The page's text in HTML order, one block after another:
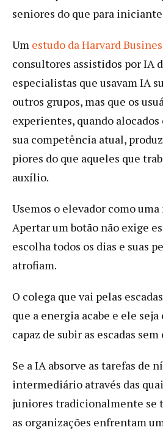
seniores do que para
Um estudo da Harvard
consultores assistidos por IA
especialistas que usavam IA
outros grupos, mas que os
experientes, quando
sua competência atual,
piores do que aqueles que
auxílio.
Usemos o elevador como
Apertar um botão não exige
escolha todos os dias e suas
atrofiam.
O colega que vai pelas
que a energia acabe e ele
capaz de subir as escadas sem
Se a IA absorve as tarefas de
intermediário através das
juniores tradicionalmente se
as organizações enfrentam